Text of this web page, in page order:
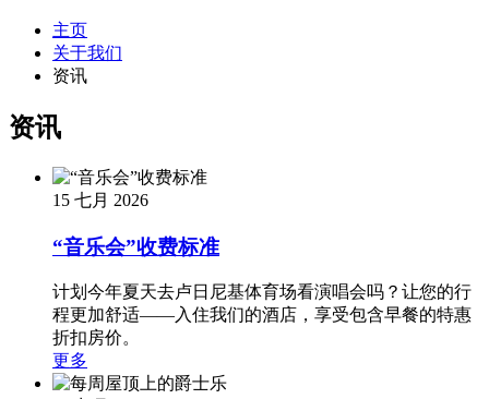
主页
关于我们
资讯
资讯
15 七月 2026
“音乐会”收费标准
计划今年夏天去卢日尼基体育场看演唱会吗？让您的行
程更加舒适——入住我们的酒店，享受包含早餐的特惠
折扣房价。
更多